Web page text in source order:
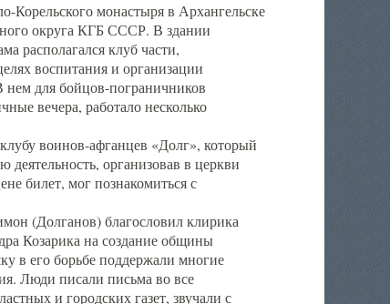
Корельского монастыря в Архангельске
округа КГБ СССР. В здании
располагался клуб части,
воспитания и организации
нем для бойцов-пограничников
вечера, работало несколько
воинов-афганцев «Долг», который
организовав в церкви
билет, мог познакомиться с
(Долганов) благословил клирика
Козарика на создание общины
в его борьбе поддержали многие
Люди писали письма во все
и городских газет, звучали с